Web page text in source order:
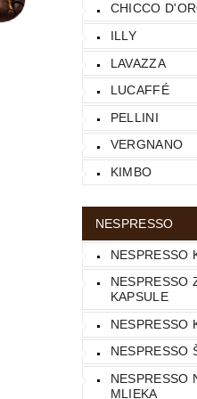
CHICCO
ILLY
LAVAZZA
LUCAFFÉ
PELLINI
VERGNANO
KIMBO
NESPRESSO
NESPRESSO
NESPRESSO
KAPSULE
NESPRESSO
NESPRESSO
NESPRESSO
MLIEKA